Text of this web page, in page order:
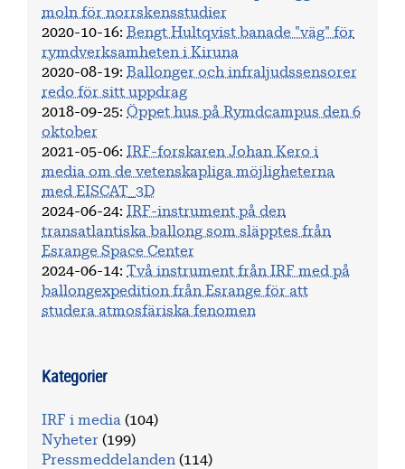
moln för norrskensstudier
2020-10-16: Bengt Hultqvist banade "väg" för
rymdverksamheten i Kiruna
2020-08-19: Ballonger och infraljudssensorer
redo för sitt uppdrag
2018-09-25: Öppet hus på Rymdcampus den 6
oktober
2021-05-06:
IRF-forskaren Johan Kero i
media om de vetenskapliga möjligheterna
med EISCAT_3D
2024-06-24:
IRF-instrument på den
transatlantiska ballong som släpptes från
Esrange Space Center
2024-06-14: Två instrument från IRF med på
ballongexpedition från Esrange för att
studera atmosfäriska fenomen
Kategorier
IRF i media (104)
Nyheter (199)
Pressmeddelanden (114)